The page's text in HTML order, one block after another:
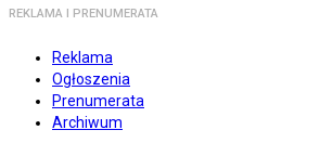
REKLAMA I PRENUMERATA
Reklama
Ogłoszenia
Prenumerata
Archiwum